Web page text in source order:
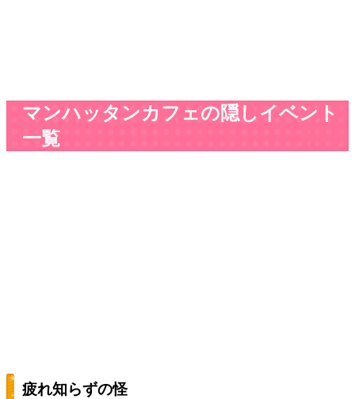
マンハッタンカフェの隠しイベント
一覧
疲れ知らずの怪